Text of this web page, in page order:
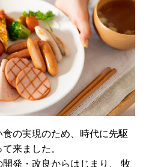
の実現のため、時代に先駆
来ました。
発・改良からはじまり、 牧